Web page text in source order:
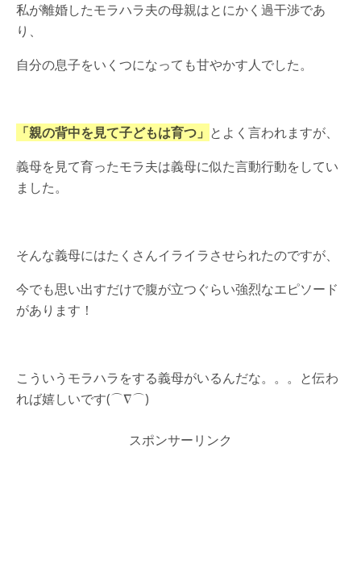
私が離婚したモラハラ夫の母親はとにかく過干渉であ
り、
自分の息子をいくつになっても甘やかす人でした。
「親の背中を見て子どもは育つ」 とよく言われますが、
義母を見て育ったモラ夫は義母に似た言動行動をしてい
ました。
そんな義母にはたくさんイライラさせられたのですが、
今でも思い出すだけで腹が立つぐらい強烈なエピソード
があります！
こういうモラハラをする義母がいるんだな。。。と伝わ
れば嬉しいです(⌒∇⌒)
スポンサーリンク